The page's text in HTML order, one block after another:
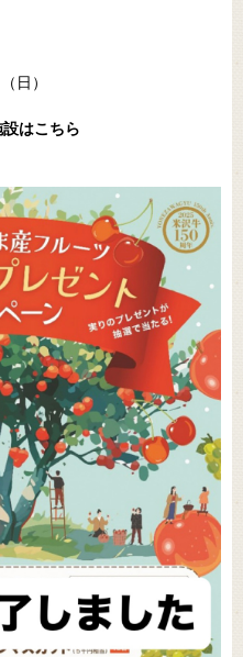
日）
はこちら